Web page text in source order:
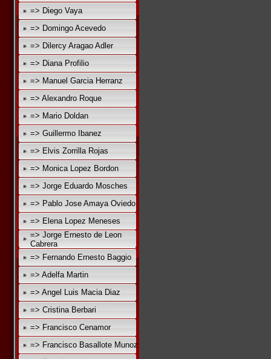
=> Diego Vaya
=> Domingo Acevedo
=> Dilercy Aragao Adler
=> Diana Profilio
=> Manuel Garcia Herranz
=> Alexandro Roque
=> Mario Doldan
=> Guillermo Ibanez
=> Elvis Zorrilla Rojas
=> Monica Lopez Bordon
=> Jorge Eduardo Mosches
=> Pablo Jose Amaya Oviedo
=> Elena Lopez Meneses
=> Jorge Ernesto de Leon
Cabrera
=> Fernando Ernesto Baggio
=> Adelfa Martin
=> Angel Luis Macia Diaz
=> Cristina Berbari
=> Francisco Cenamor
=> Francisco Basallote Munoz